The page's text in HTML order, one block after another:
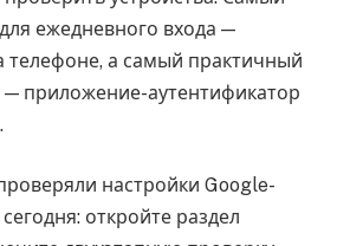
ежедневного входа —
телефоне, а самый практичный
— приложение-аутентификатор
настройки Google-
откройте раздел